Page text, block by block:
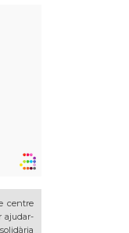
centre
ajudar-